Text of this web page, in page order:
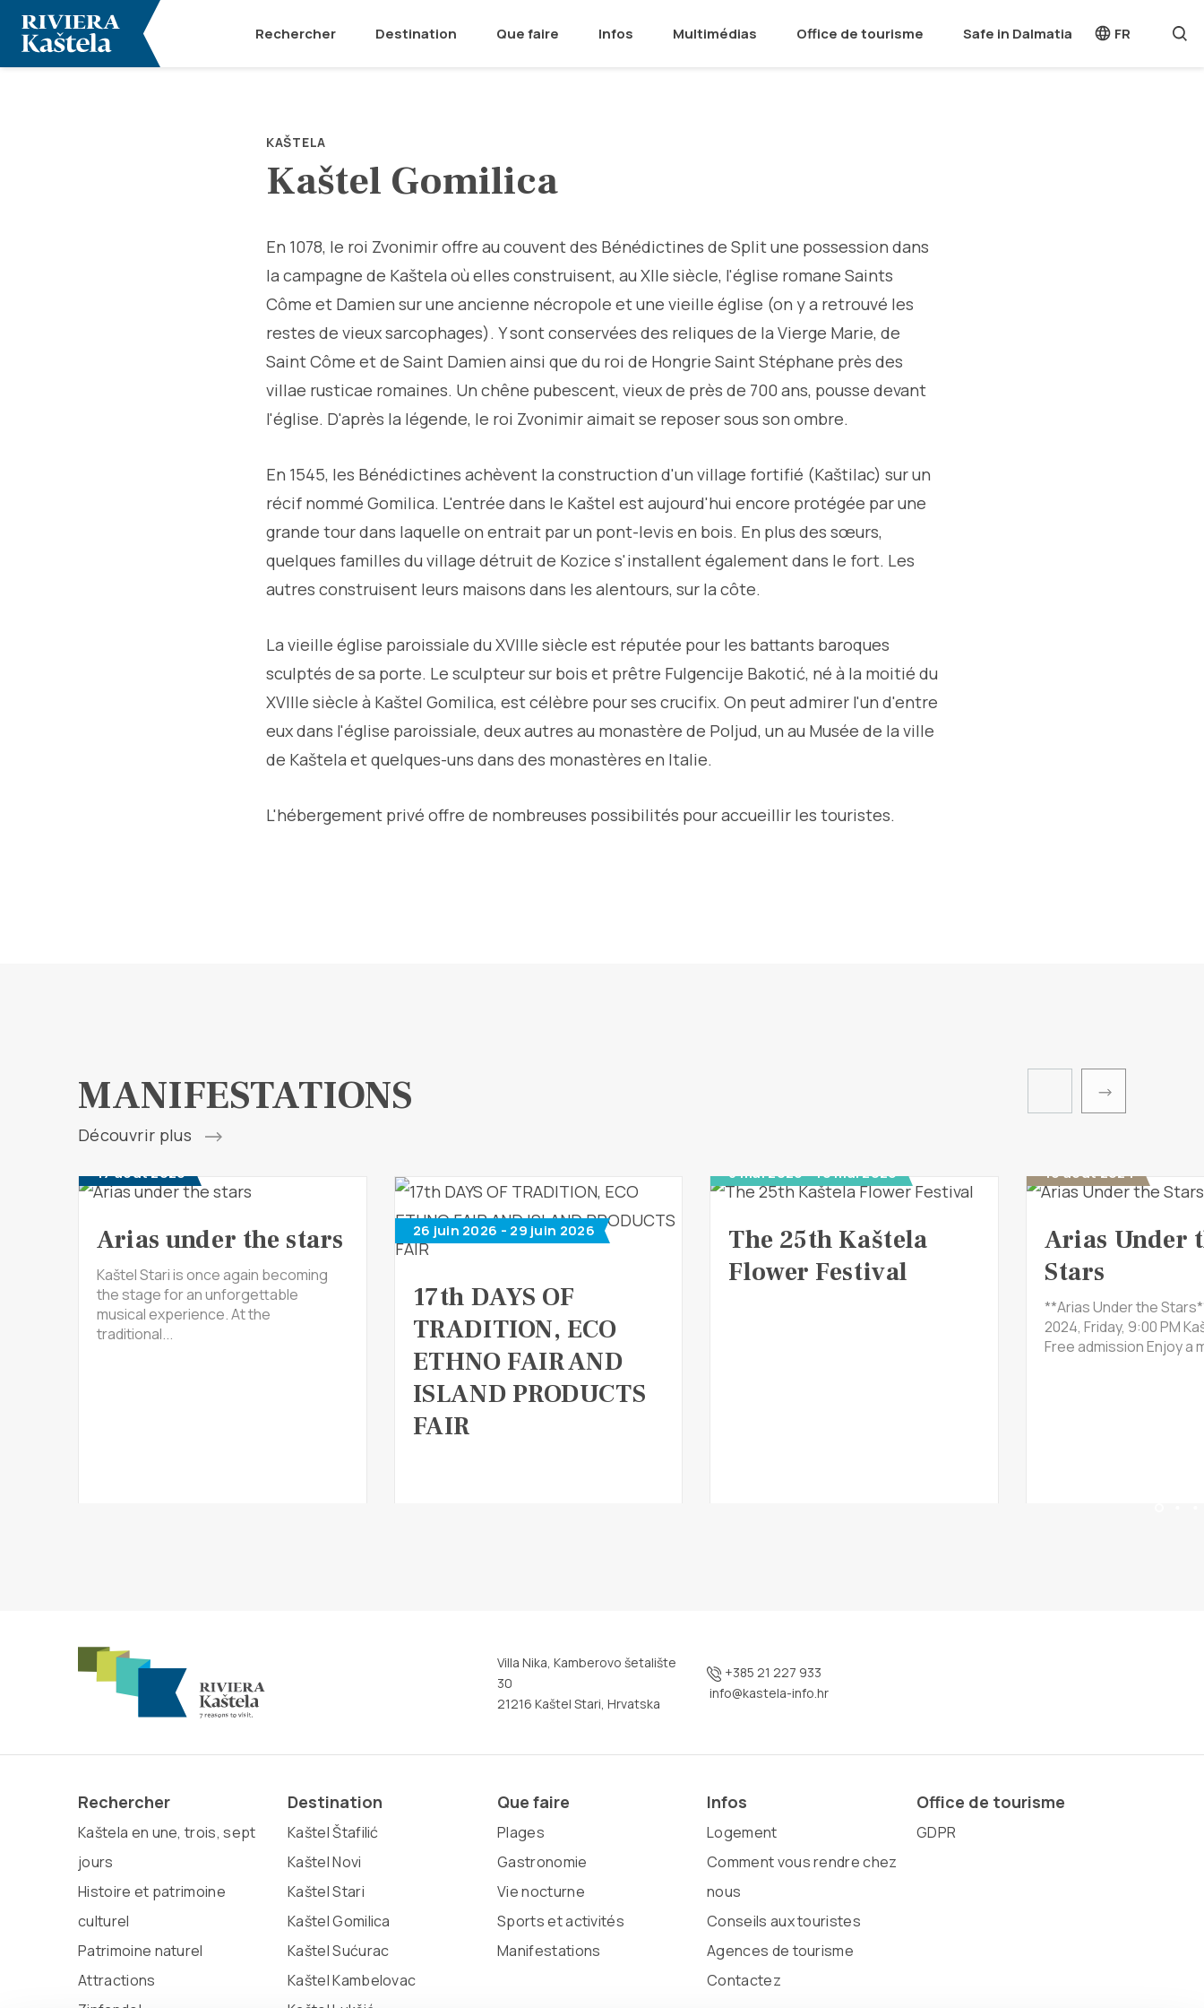
Rechercher Destination Que faire Infos Multimédias Office de tourisme Safe in Dalmatia FR
KAŠTELA
Kaštel Gomilica
En 1078, le roi Zvonimir offre au couvent des Bénédictines de Split une possession dans
la campagne de Kaštela où elles construisent, au XIIe siècle, l'église romane Saints
Côme et Damien sur une ancienne nécropole et une vieille église (on y a retrouvé les
restes de vieux sarcophages). Y sont conservées des reliques de la Vierge Marie, de
Saint Côme et de Saint Damien ainsi que du roi de Hongrie Saint Stéphane près des
villae rusticae romaines. Un chêne pubescent, vieux de près de 700 ans, pousse devant
l'église. D'après la légende, le roi Zvonimir aimait se reposer sous son ombre.
En 1545, les Bénédictines achèvent la construction d'un village fortifié (Kaštilac) sur un
récif nommé Gomilica. L'entrée dans le Kaštel est aujourd'hui encore protégée par une
grande tour dans laquelle on entrait par un pont-levis en bois. En plus des sœurs,
quelques familles du village détruit de Kozice s'installent également dans le fort. Les
autres construisent leurs maisons dans les alentours, sur la côte.
La vieille église paroissiale du XVIIIe siècle est réputée pour les battants baroques
sculptés de sa porte. Le sculpteur sur bois et prêtre Fulgencije Bakotić, né à la moitié du
XVIIIe siècle à Kaštel Gomilica, est célèbre pour ses crucifix. On peut admirer l'un d'entre
eux dans l'église paroissiale, deux autres au monastère de Poljud, un au Musée de la ville
de Kaštela et quelques-uns dans des monastères en Italie.
L'hébergement privé offre de nombreuses possibilités pour accueillir les touristes.
MANIFESTATIONS
Découvrir plus
17 août 2026
Arias under the stars
Kaštel Stari is once again becoming
the stage for an unforgettable
musical experience. At the
traditional...
26 juin 2026 - 29 juin 2026
17th DAYS OF
TRADITION, ECO
ETHNO FAIR AND
ISLAND PRODUCTS
FAIR
8 mai 2026 - 10 mai 2026
The 25th Kaštela
Flower Festival
16 août 2024
Arias Under
Stars
**Arias Under the
2024, Friday, 9:00 PM
Free admission Enjoy a
Villa Nika, Kamberovo šetalište
30
21216 Kaštel Stari, Hrvatska
+385 21 227 933
info@kastela-info.hr
Rechercher
Kaštela en une, trois, sept
jours
Histoire et patrimoine
culturel
Patrimoine naturel
Attractions
Destination
Kaštel Štafilić
Kaštel Novi
Kaštel Stari
Kaštel Gomilica
Kaštel Sućurac
Kaštel Kambelovac
Que faire
Plages
Gastronomie
Vie nocturne
Sports et activités
Manifestations
Infos
Logement
Comment vous rendre chez
nous
Conseils aux touristes
Agences de tourisme
Contactez
Office de tourisme
GDPR